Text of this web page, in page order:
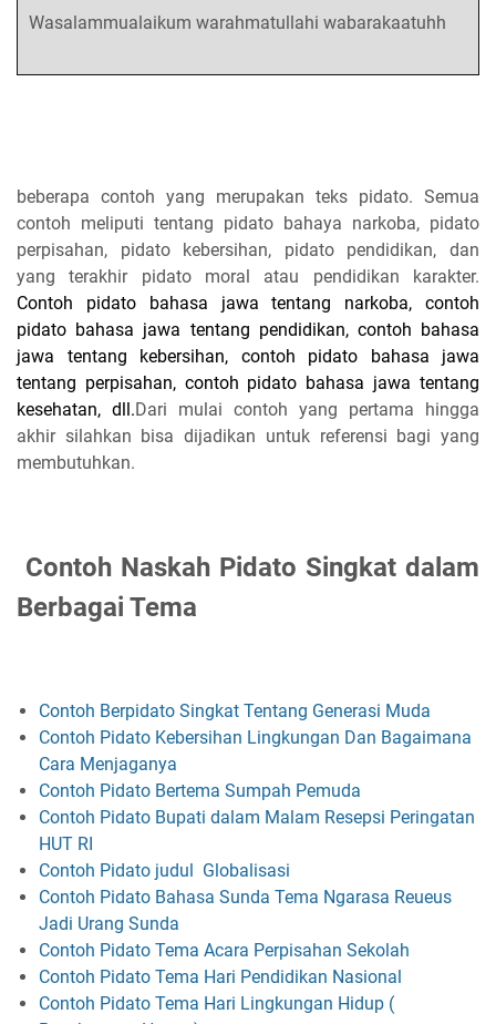
Wasalammualaikum warahmatullahi wabarakaatuhh
beberapa contoh yang merupakan teks pidato. Semua
contoh meliputi tentang pidato bahaya narkoba, pidato
perpisahan, pidato kebersihan, pidato pendidikan, dan
yang terakhir pidato moral atau pendidikan karakter.
Contoh pidato bahasa jawa tentang narkoba, contoh
pidato bahasa jawa tentang pendidikan, contoh bahasa
jawa tentang kebersihan, contoh pidato bahasa jawa
tentang perpisahan, contoh pidato bahasa jawa tentang
kesehatan, dll.Dari mulai contoh yang pertama hingga
akhir silahkan bisa dijadikan untuk referensi bagi yang
membutuhkan.
Contoh Naskah Pidato Singkat dalam
Berbagai Tema
Contoh Berpidato Singkat Tentang Generasi Muda
Contoh Pidato Kebersihan Lingkungan Dan Bagaimana
Cara Menjaganya
Contoh Pidato Bertema Sumpah Pemuda
Contoh Pidato Bupati dalam Malam Resepsi Peringatan
HUT RI
Contoh Pidato judul Globalisasi
Contoh Pidato Bahasa Sunda Tema Ngarasa Reueus
Jadi Urang Sunda
Contoh Pidato Tema Acara Perpisahan Sekolah
Contoh Pidato Tema Hari Pendidikan Nasional
Contoh Pidato Tema Hari Lingkungan Hidup (